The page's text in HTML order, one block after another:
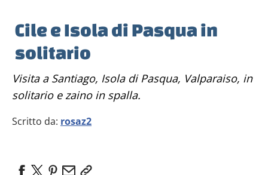
Cile e Isola di Pasqua in
solitario
Visita a Santiago, Isola di Pasqua, Valparaiso, in
solitario e zaino in spalla.
Scritto da: rosaz2